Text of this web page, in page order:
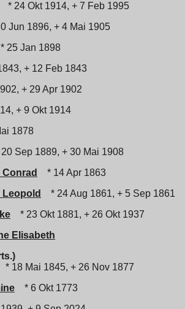
* 24 Okt 1914, + 7 Feb 1995
Jun 1896, + 4 Mai 1905
* 25 Jan 1898
+ 12 Feb 1843
+ 29 Apr 1902
+ 9 Okt 1914
1878
Sep 1889, + 30 Mai 1908
* 14 Apr 1863
* 24 Aug 1861, + 5 Sep 1861
* 23 Okt 1881, + 26 Okt 1937
Elisabeth
* 18 Mai 1845, + 26 Nov 1877
* 6 Okt 1773